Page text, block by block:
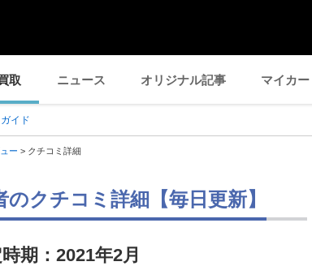
取 ニュース オリジナル記事 マイカー
イド
ー > クチコミ詳細
クチコミ詳細【毎日更新】
期： 2021年2月